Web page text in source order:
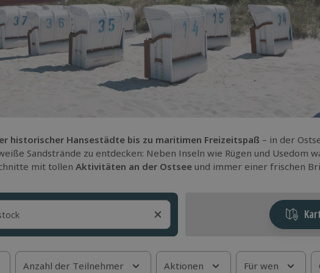
historischer Hansestädte bis zu maritimen Freizeitspaß – in der
Sandstrände zu entdecken: Neben Inseln wie Rügen und Usedom
mit tollen Aktivitäten an der Ostsee und immer einer frischen
Anzahl der Teilnehmer Aktionen Für wen